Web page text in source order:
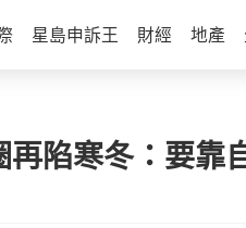
星島申訴王 財經 地產
陷寒冬：要靠